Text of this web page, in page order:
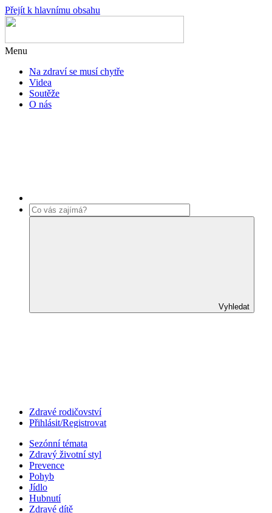
Přejít k hlavnímu obsahu
Menu
Na zdraví se musí chytře
Videa
Soutěže
O nás
Vyhledat
Zdravé rodičovství
Přihlásit/Registrovat
Sezónní témata
Zdravý životní styl
Prevence
Pohyb
Jídlo
Hubnutí
Zdravé dítě